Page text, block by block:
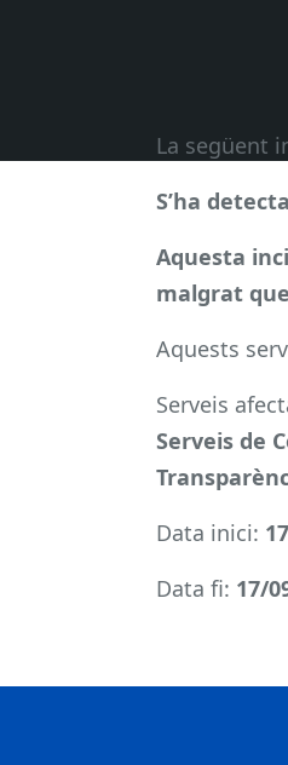
La següent
S’ha
Aquesta
malgrat
Aquests
Serveis
Serveis de
Data inici:
Data fi: 17/